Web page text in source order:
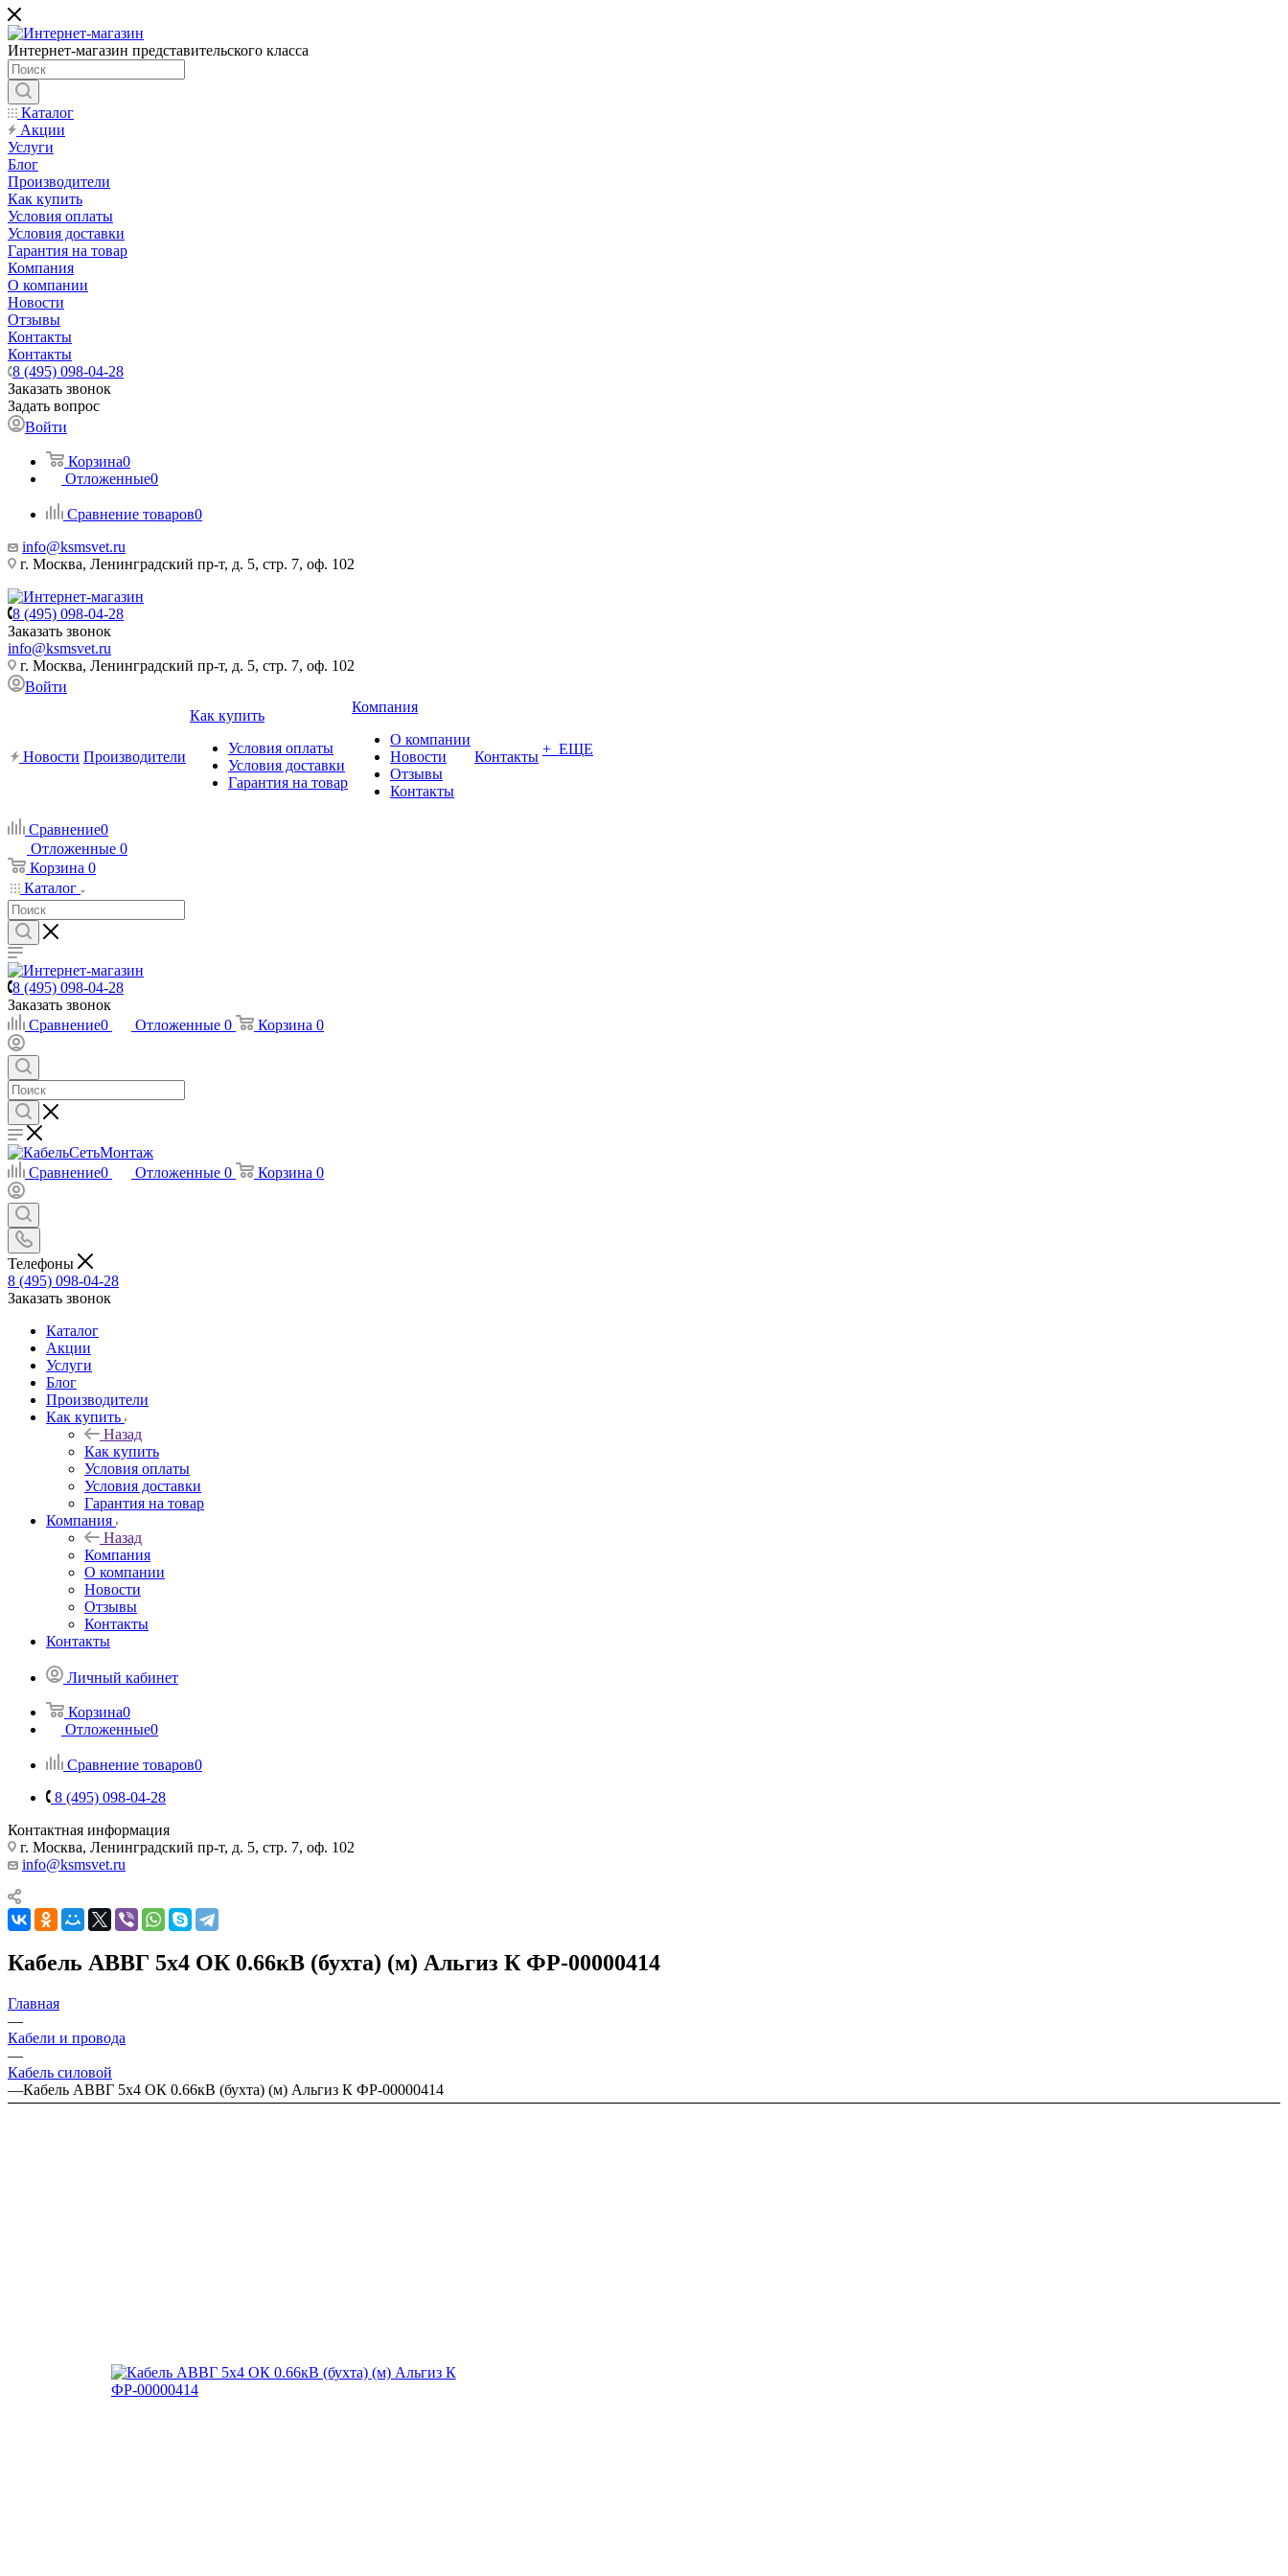
Интернет-магазин представительского класса
Каталог
Акции
Услуги
Блог
Производители
Как купить
Условия оплаты
Условия доставки
Гарантия на товар
Компания
О компании
Новости
Отзывы
Контакты
Контакты
8 (495) 098-04-28
Заказать звонок
Задать вопрос
Войти
Корзина0
Отложенные0
Сравнение товаров0
info@ksmsvet.ru
г. Москва, Ленинградский пр-т, д. 5, стр. 7, оф. 102
8 (495) 098-04-28
Заказать звонок
info@ksmsvet.ru
г. Москва, Ленинградский пр-т, д. 5, стр. 7, оф. 102
Войти
Новости Производители
Как купить
Условия оплаты
Условия доставки
Гарантия на товар
Компания
О компании
Новости
Отзывы
Контакты
Контакты + ЕЩЕ
Сравнение0
Отложенные 0
Корзина 0
Каталог
8 (495) 098-04-28
Заказать звонок
Сравнение0 Отложенные 0 Корзина 0
Сравнение0 Отложенные 0 Корзина 0
Телефоны
8 (495) 098-04-28
Заказать звонок
Каталог
Акции
Услуги
Блог
Производители
Как купить
Назад
Как купить
Условия оплаты
Условия доставки
Гарантия на товар
Компания
Назад
Компания
О компании
Новости
Отзывы
Контакты
Контакты
Личный кабинет
Корзина0
Отложенные0
Сравнение товаров0
8 (495) 098-04-28
Контактная информация
г. Москва, Ленинградский пр-т, д. 5, стр. 7, оф. 102
info@ksmsvet.ru
Кабель АВВГ 5х4 ОК 0.66кВ (бухта) (м) Альгиз К ФР-00000414
Главная
—
Кабели и провода
—
Кабель силовой
—Кабель АВВГ 5х4 ОК 0.66кВ (бухта) (м) Альгиз К ФР-00000414